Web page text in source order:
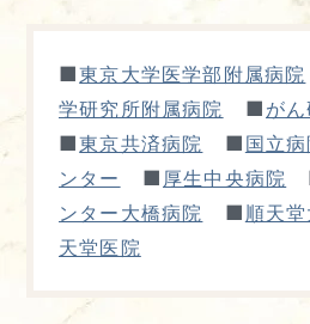
■東京大学医学部附属病院
学研究所附属病院
■ が
■東京共済病院 ■ 国立
ンター
■ 厚生中央病院
ンター大橋病院
■ 順天
天堂医院